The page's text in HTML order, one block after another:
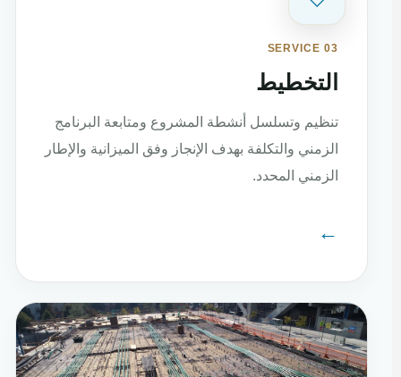
SERVICE 03
التخطيط
تنظيم وتسلسل أنشطة المشروع ومتابعة البرنامج
الزمني والتكلفة بهدف الإنجاز وفق الميزانية والإطار
الزمني المحدد.
←